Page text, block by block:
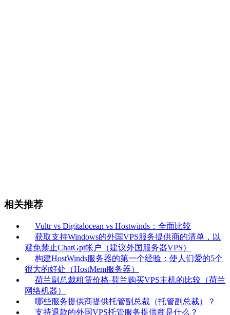
相关推荐
Vultr vs Digitalocean vs Hostwinds：全面比较
获取支持Windows的外国VPS服务提供商的清单，以
避免禁止ChatGpt帐户（建议外国服务器VPS）
构建HostWinds服务器的第一个经验：使人们爱的5个
很大的好处（HostMem服务器）
荷兰副总裁租赁价格-荷兰购买VPS主机的比较（荷兰
网络机器）
哪些服务提供商提供托管副总裁（托管副总裁）？
支持退款的外国VPS托管服务提供商是什么？